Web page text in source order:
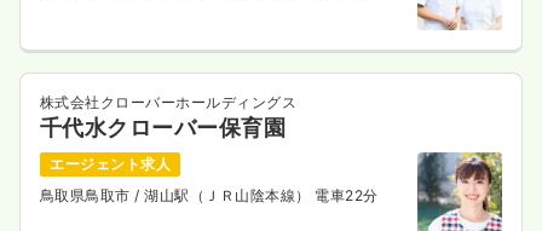
株式会社クローバーホールディングス
千代水クローバー保育園
エージェント求人
鳥取県鳥取市/ 湖山駅（ＪＲ山陰本線） 電車22分